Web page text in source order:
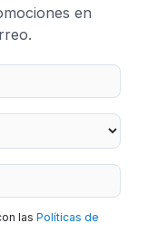
en
lasPolíticas de